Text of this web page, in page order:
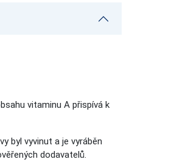
vitaminu A přispívá k
byl vyvinut a je vyráběn
dodavatelů.